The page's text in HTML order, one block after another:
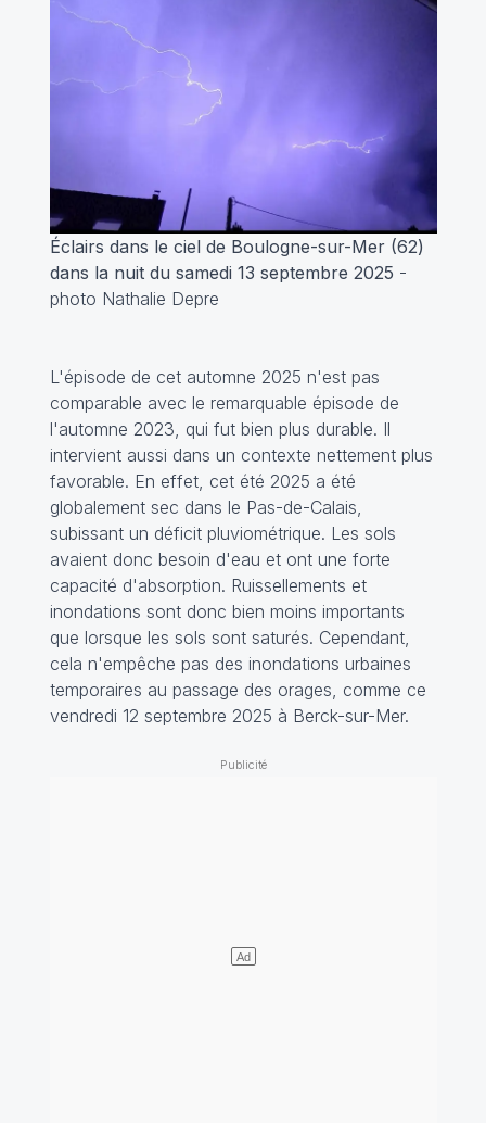
Éclairs dans le ciel de Boulogne-sur-Mer (62)
dans la nuit du samedi 13 septembre 2025 -
photo Nathalie Depre
L'épisode de cet automne 2025 n'est pas
comparable avec le remarquable épisode de
l'automne 2023, qui fut bien plus durable. Il
intervient aussi dans un contexte nettement plus
favorable. En effet, cet été 2025 a été
globalement sec dans le Pas-de-Calais,
subissant un déficit pluviométrique. Les sols
avaient donc besoin d'eau et ont une forte
capacité d'absorption. Ruissellements et
inondations sont donc bien moins importants
que lorsque les sols sont saturés. Cependant,
cela n'empêche pas des inondations urbaines
temporaires au passage des orages, comme ce
vendredi 12 septembre 2025 à Berck-sur-Mer.